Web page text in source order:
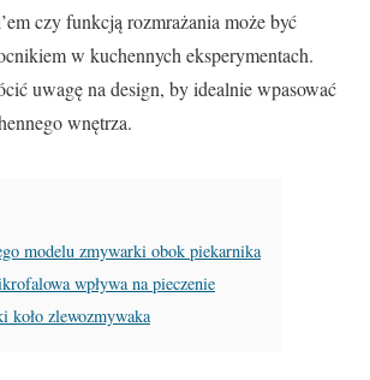
czy funkcją rozmrażania może być
w kuchennych eksperymentach.
uwagę na design, by idealnie wpasować
wnętrza.
modelu zmywarki obok piekarnika
wpływa na pieczenie
koło zlewozmywaka